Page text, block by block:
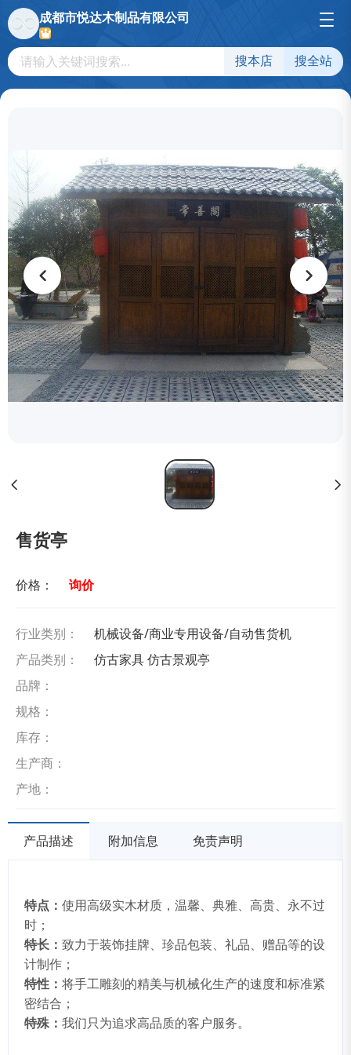
成都市悦达木制品有限公司
搜本店 搜全站
售货亭
价格： 询价
行业类别：
机械设备/商业专用设备/自动售货机
产品类别：
仿古家具 仿古景观亭
品牌：
规格：
库存：
生产商：
产地：
产品描述 附加信息 免责声明
特点： 使用高级实木材质，温馨、典雅、高贵、永不过
时；
特长： 致力于装饰挂牌、珍品包装、礼品、赠品等的设
计制作；
特性： 将手工雕刻的精美与机械化生产的速度和标准紧
密结合；
特殊： 我们只为追求高品质的客户服务。